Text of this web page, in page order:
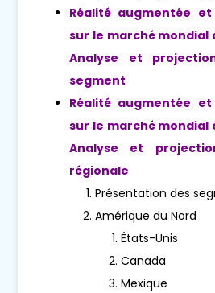
Réalité augmentée
sur le marché mondial
Analyse et
segment
Réalité augmentée
sur le marché mondial
Analyse et
régionale
Présentation des
Amérique du Nord
États-Unis
Canada
Mexique